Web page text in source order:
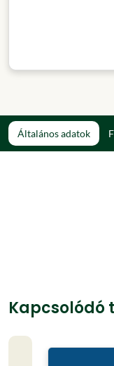
Általános adatok
Kapcsolódó